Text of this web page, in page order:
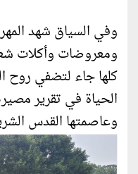
وفي السياق شهد
ومعروضات وأكلات
كلها جاء لتضفي
الحياة في تقرير
وعاصمتها القدس